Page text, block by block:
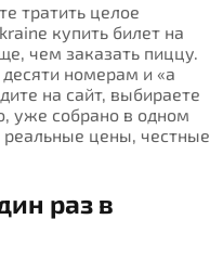
тратить целое
купить билет на
чем заказать пиццу.
номерам и «а
на сайт, выбираете
уже собрано в одном
цены, честные
раз в